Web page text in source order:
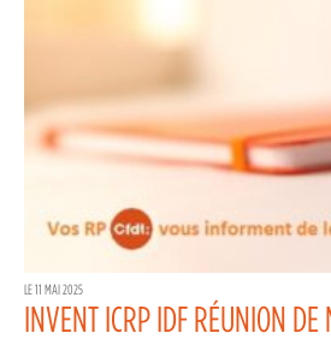
LE 11 MAI 2025
INVENT ICRP IDF RÉUNION